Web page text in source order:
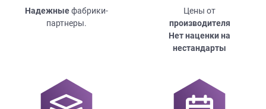
Надежныефабрики-
партнеры.
Цены от
производителя
Нет наценки на
нестандарты